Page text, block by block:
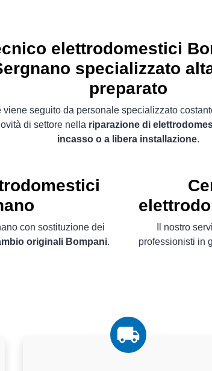
elettrodomestici
specializzato
preparato
viene seguito da personale specializzato
di settore nella riparazione di
incasso o a libera installazione.
con sostituzione dei
originali Bompani.
Il nostro
professionisti in